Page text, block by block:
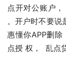
点开对公账户
。开户时不要说
惠懂你APP删
点授 权，  乱点